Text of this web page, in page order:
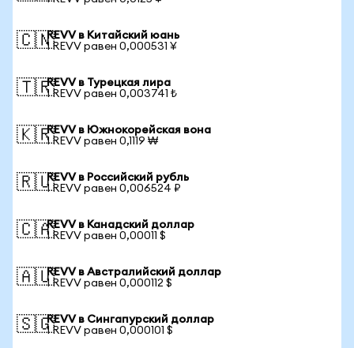
🇨🇳REVV в Китайский юань
1 REVV равен 0,000531 ¥
🇹🇷REVV в Турецкая лира
1 REVV равен 0,003741 ₺
🇰🇷REVV в Южнокорейская вона
1 REVV равен 0,1119 ₩
🇷🇺REVV в Российский рубль
1 REVV равен 0,006524 ₽
🇨🇦REVV в Канадский доллар
1 REVV равен 0,00011 $
🇦🇺REVV в Австралийский доллар
1 REVV равен 0,000112 $
🇸🇬REVV в Сингапурский доллар
1 REVV равен 0,000101 $